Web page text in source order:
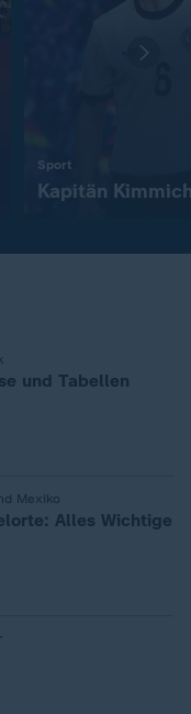
Sport
Kapitän
und Tabellen
Mexiko
Alles Wichtige